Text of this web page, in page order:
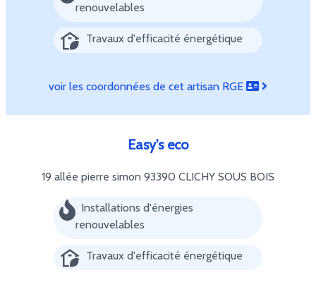
renouvelables
Travaux d'efficacité énergétique
voir les coordonnées de cet artisan RGE
Easy's eco
19 allée pierre simon 93390 CLICHY SOUS BOIS
Installations d'énergies
renouvelables
Travaux d'efficacité énergétique